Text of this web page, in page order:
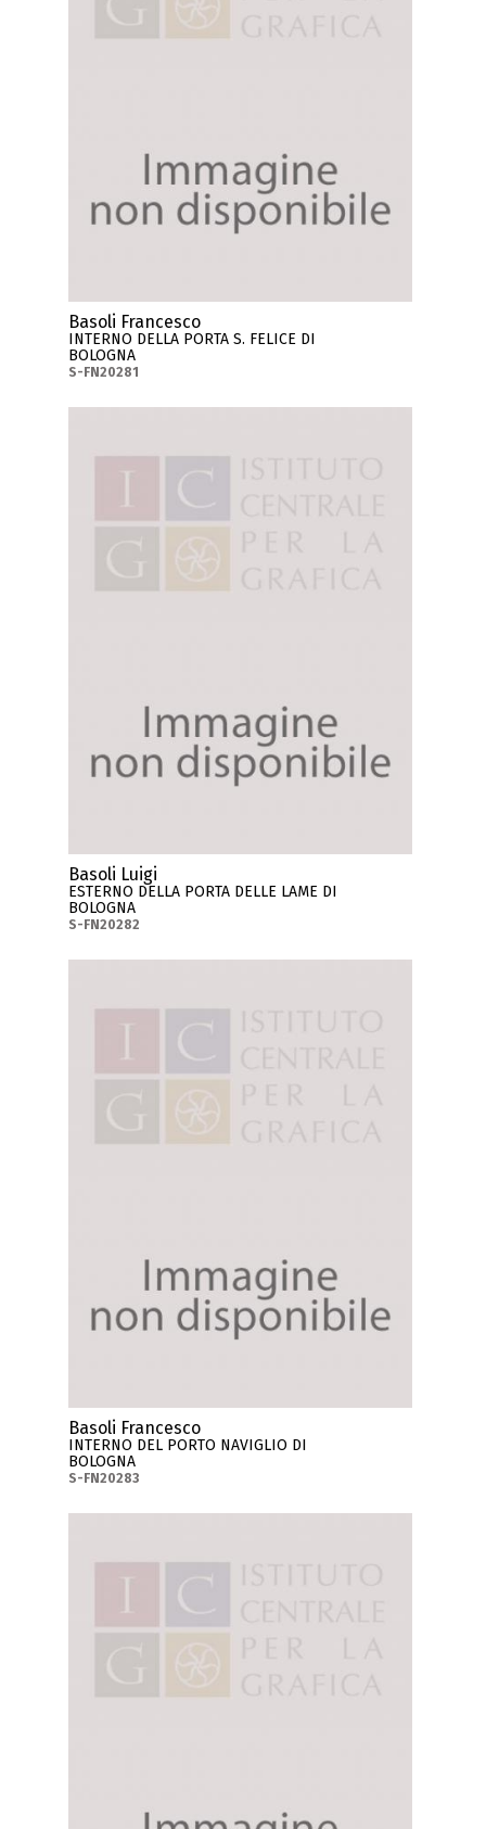
Basoli Francesco
INTERNO DELLA PORTA S. FELICE DI
BOLOGNA
S-FN20281
Basoli Luigi
ESTERNO DELLA PORTA DELLE LAME DI
BOLOGNA
S-FN20282
Basoli Francesco
INTERNO DEL PORTO NAVIGLIO DI
BOLOGNA
S-FN20283